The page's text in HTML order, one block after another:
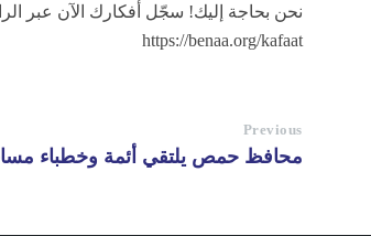
نحن بحاجة إليك! سجّل أفكارك الآن عبر
https://benaa.org/kafaat
Previous
محافظ حمص يلتقي أئمة وخطباء